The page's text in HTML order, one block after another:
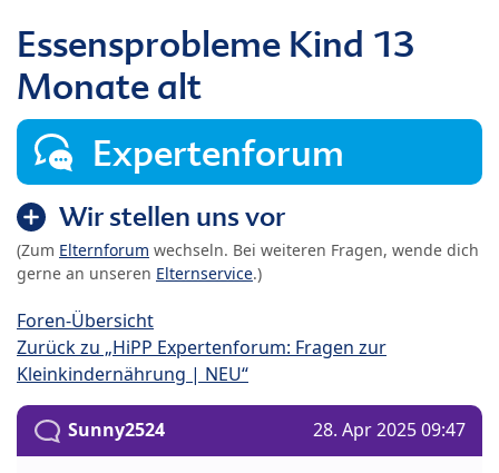
Essensprobleme Kind 13
Monate alt
Expertenforum
Wir stellen uns vor
(Zum Elternforum wechseln. Bei weiteren Fragen, wende dich
gerne an unseren Elternservice.)
Foren-Übersicht
Zurück zu „HiPP Expertenforum: Fragen zur
Kleinkindernährung | NEU“
Sunny2524 28. Apr 2025 09:47